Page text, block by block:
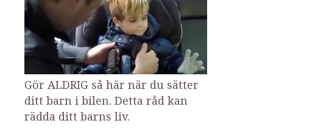
Gör ALDRIG så här när du sätter
ditt barn i bilen. Detta råd kan
rädda ditt barns liv.